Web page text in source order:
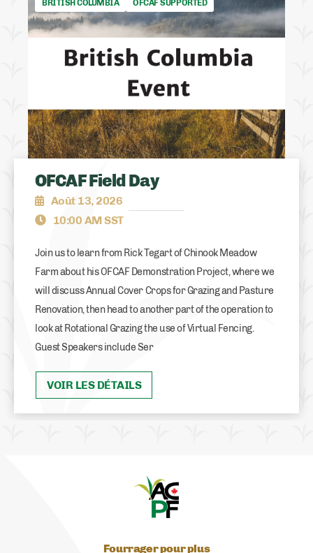
BRITISH COLUMBIA OFCAF SUPPORTED
OFCAF Field Day
Août 13, 2026
10:00 AM SST
Join us to learn from Rick Tegart of Chinook Meadow
Farm about his OFCAF Demonstration Project, where we
will discuss Annual Cover Crops for Grazing and Pasture
Renovation, then head to another part of the operation to
look at Rotational Grazing the use of Virtual Fencing.
Guest Speakers include Ser
VOIR LES DÉTAILS
Fourrager pour plus